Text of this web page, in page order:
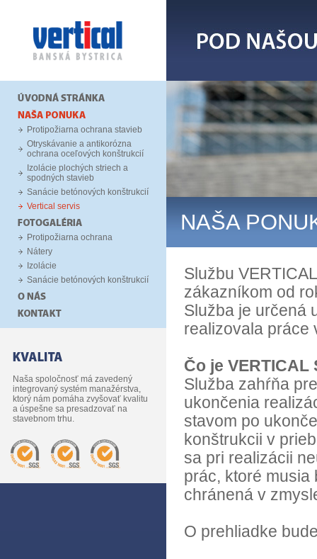
Protipožiarna ochrana stavieb
Otryskávanie a antikorózna
ochrana oceľových konštrukcií
Izolácie plochých striech a
spodných stavieb
Sanácie betónových konštrukcií
Vertical servis
Protipožiarna ochrana
Nátery
Izolácie
Sanácie betónových konštrukcií
Naša spoločnosť má zavedený
integrovaný systém manažérstva,
ktorý nám pomáha zvyšovať kvalitu
a úspešne sa presadzovať na
stavebnom trhu.
NAŠA
Službu
zákazníkom od
Služba je určená
realizovala práce
Čo je VERTICAL
Služba zahŕňa
ukončenia
stavom po
konštrukcii v
sa pri realizácii
prác, ktoré
chránená v
O prehliadke